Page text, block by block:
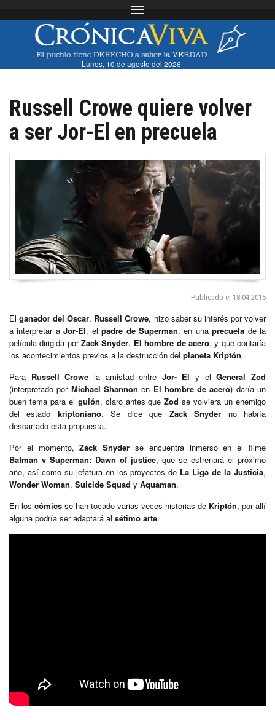
Toggle navigation
Lunes, 10 de agosto del 2026
Russell Crowe quiere volver
a ser Jor-El en precuela
Publicado el 18-04-2015
Elganador del Oscar, Russell Crowe, hizo saber su interés por volver
a interpretar aJor-El, elpadre de Superman, en unaprecuela de la
película dirigida porZack Snyder, El hombre de acero, y que contaría
los acontecimientos previos a la destrucción del planeta Kriptón.
Para Russell Crowe la amistad entre Jor- El y elGeneral Zod
(interpretado por Michael Shannon en El hombre de acero) daría un
buen tema para el guión, claro antes queZod se volviera un enemigo
del estado kriptoniano. Se dice que Zack Snyder no habría
descartado esta propuesta.
Por el momento,Zack Snyder se encuentra inmerso en el filme
Batman v Superman: Dawn of justice, que se estrenará el próximo
año, así como su jefatura en los proyectos de La Liga de la Justicia,
Wonder Woman, Suicide Squad y Aquaman.
En los cómics se han tocado varias veces historias de Kriptón, por allí
alguna podría ser adaptará al sétimo arte.